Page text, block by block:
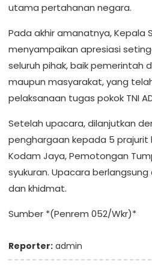
utama pertahanan negara.
Pada akhir amanatnya, Kepala
menyampaikan apresiasi
seluruh pihak, baik pemerintah
maupun masyarakat, yang
pelaksanaan tugas pokok TNI
Setelah upacara, dilanjutkan
penghargaan kepada 5 prajurit
Kodam Jaya, Pemotongan
syukuran. Upacara
dan khidmat.
Sumber *(Penrem 052/Wkr)*
Reporter: admin